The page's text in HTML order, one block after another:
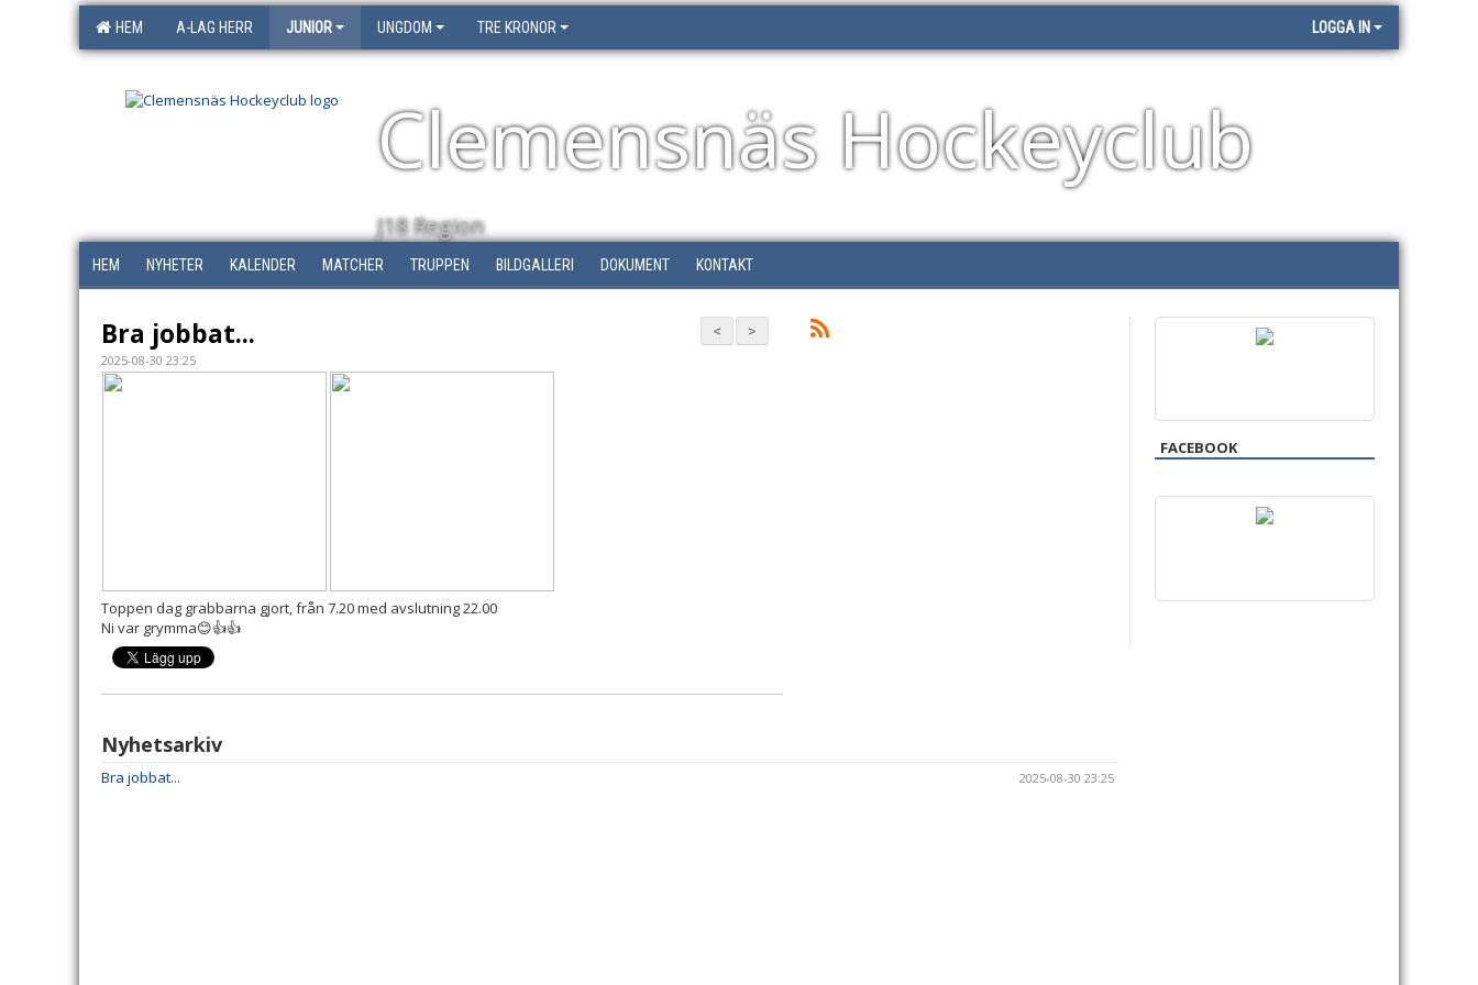
HEM A-LAG HERR JUNIOR UNGDOM TRE KRONOR LOGGA IN
Clemensnäs Hockeyclub
J18 Region
HEM NYHETER KALENDER MATCHER TRUPPEN BILDGALLERI DOKUMENT KONTAKT
>
<
Bra jobbat...
2025-08-30 23:25
Toppen dag grabbarna gjort, från 7.20 med avslutning 22.00
Ni var grymma😊👍👍
Nyhetsarkiv
Bra jobbat... 2025-08-30 23:25
FACEBOOK